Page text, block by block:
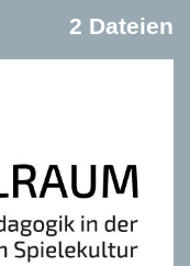
2 Dateien